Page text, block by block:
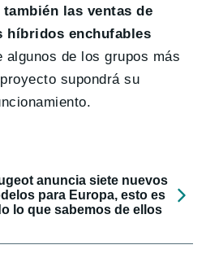
las ventas de
híbridos enchufables
algunos de los grupos más
supondrá su
anuncia siete nuevos
para Europa, esto es
lo que sabemos de ellos